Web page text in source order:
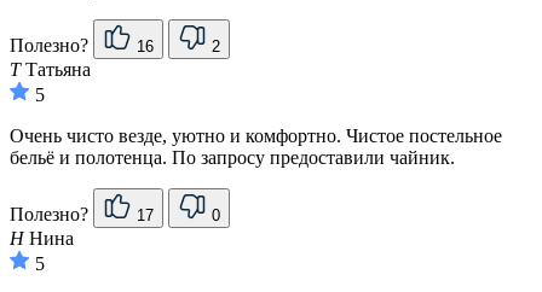
Полезно? 16 2
ТТатьяна
5
Очень чисто везде, уютно и комфортно. Чистое постельное
бельё и полотенца. По запросу предоставили чайник.
Полезно? 17 0
ННина
5